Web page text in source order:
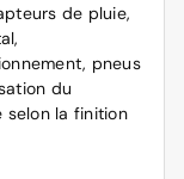
de pluie,
pneus
du
selon la finition